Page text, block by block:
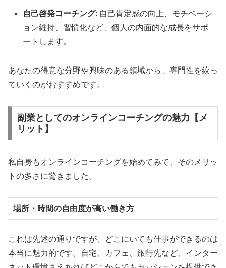
自己啓発コーチング: 自己肯定感の向上、モチベーシ
ョン維持、習慣化など、個人の内面的な成長をサポ
ートします。
あなたの得意な分野や興味のある領域から、専門性を絞っ
ていくのがおすすめです。
副業としてのオンラインコーチングの魅力【メ
リット】
私自身もオンラインコーチングを始めてみて、そのメリッ
トの多さに驚きました。
場所・時間の自由度が高い働き方
これは先述の通りですが、どこにいても仕事ができるのは
本当に魅力的です。自宅、カフェ、旅行先など、インター